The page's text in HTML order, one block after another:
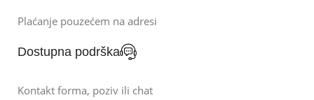
Plaćanje pouzećem na adresi
Dostupna podrška
Kontakt forma, poziv ili chat